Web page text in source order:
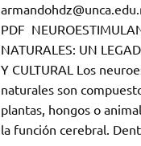
PDF
NATURALES: UN
Y CULTURAL Los
naturales son
plantas, hongos o
la función cerebral.